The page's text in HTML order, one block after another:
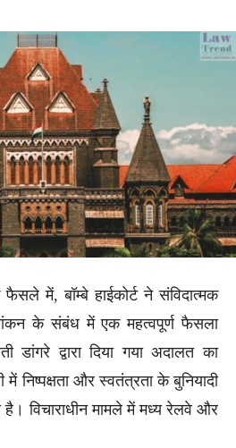
में, बॉम्बे हाईकोर्ट ने संविदात्मक
के संबंध में एक महत्वपूर्ण फैसला
डांगरे द्वारा दिया गया अदालत का
में निष्पक्षता और स्वतंत्रता के बुनियादी
है। विचाराधीन मामले में मध्य रेलवे और